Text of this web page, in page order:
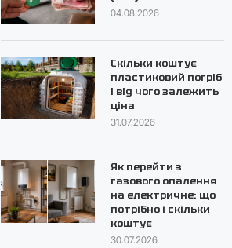
04.08.2026
Скільки коштує
пластиковий погріб
і від чого залежить
ціна
31.07.2026
Як перейти з
газового опалення
на електричне: що
потрібно і скільки
коштує
30.07.2026